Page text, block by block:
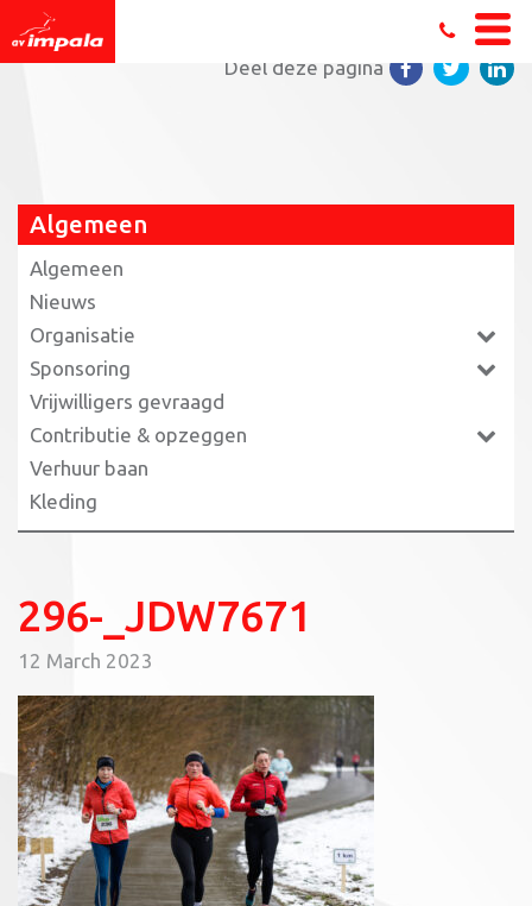
Home»Winterse editie BCD Run
296-_JDW7671
Deel deze pagina
Algemeen
Algemeen
Nieuws
Organisatie
Sponsoring
Vrijwilligers gevraagd
Contributie & opzeggen
Verhuur baan
Kleding
296-_JDW7671
12 March 2023